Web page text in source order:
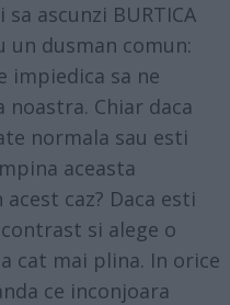
ascunzi BURTICA
dusman comun:
impiedica sa ne
Chiar daca
normala sau esti
aceasta
caz? Daca esti
si alege o
cat mai plina. In orice
ce inconjoara